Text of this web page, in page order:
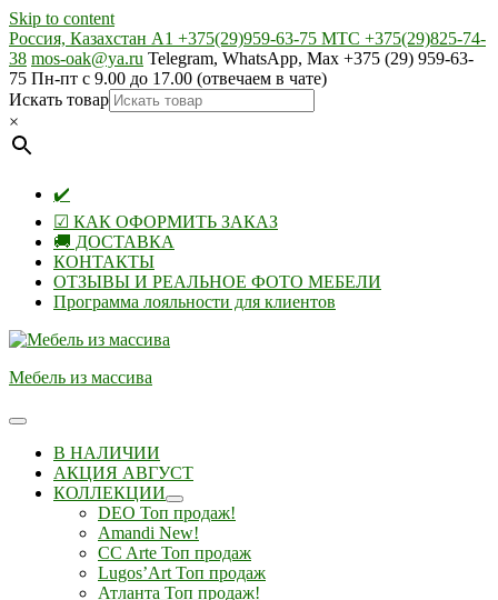
Skip to content
Россия, Казахстан А1 +375(29)959-63-75 МТС +375(29)825-74-
38 mos-oak@ya.ru Telegram, WhatsApp, Max +375 (29) 959-63-
75 Пн-пт с 9.00 до 17.00 (отвечаем в чате)
Искать товар
×
✔️
☑ КАК ОФОРМИТЬ ЗАКАЗ
🚚 ДОСТАВКА
КОНТАКТЫ
ОТЗЫВЫ И РЕАЛЬНОЕ ФОТО МЕБЕЛИ
Программа лояльности для клиентов
Мебель из массива
В НАЛИЧИИ
АКЦИЯ АВГУСТ
КОЛЛЕКЦИИ
DEO Топ продаж!
Amandi New!
CC Arte Топ продаж
Lugos’Art Топ продаж
Атланта Топ продаж!